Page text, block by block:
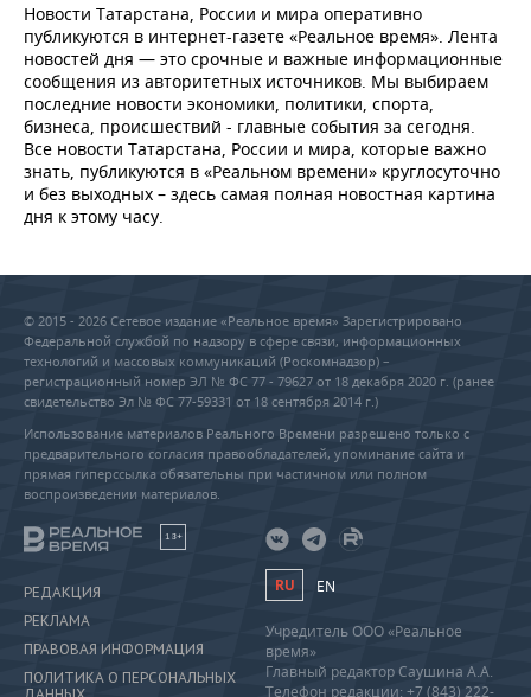
Новости Татарстана, России и мира оперативно
публикуются в интернет-газете «Реальное время». Лента
новостей дня — это срочные и важные информационные
сообщения из авторитетных источников. Мы выбираем
последние новости экономики, политики, спорта,
бизнеса, происшествий - главные события за сегодня.
Все новости Татарстана, России и мира, которые важно
знать, публикуются в «Реальном времени» круглосуточно
и без выходных – здесь самая полная новостная картина
дня к этому часу.
© 2015 - 2026 Сетевое издание «Реальное время» Зарегистрировано
Федеральной службой по надзору в сфере связи, информационных
технологий и массовых коммуникаций (Роскомнадзор) –
регистрационный номер ЭЛ № ФС 77 - 79627 от 18 декабря 2020 г. (ранее
свидетельство Эл № ФС 77-59331 от 18 сентября 2014 г.)
Использование материалов Реального Времени разрешено только с
предварительного согласия правообладателей, упоминание сайта и
прямая гиперссылка обязательны при частичном или полном
воспроизведении материалов.
18+
РЕДАКЦИЯ
РЕКЛАМА
ПРАВОВАЯ ИНФОРМАЦИЯ
ПОЛИТИКА О ПЕРСОНАЛЬНЫХ
RU EN
Учредитель ООО «Реальное
время»
Главный редактор Саушина А.А.
Телефон редакции: +7 (843) 222-